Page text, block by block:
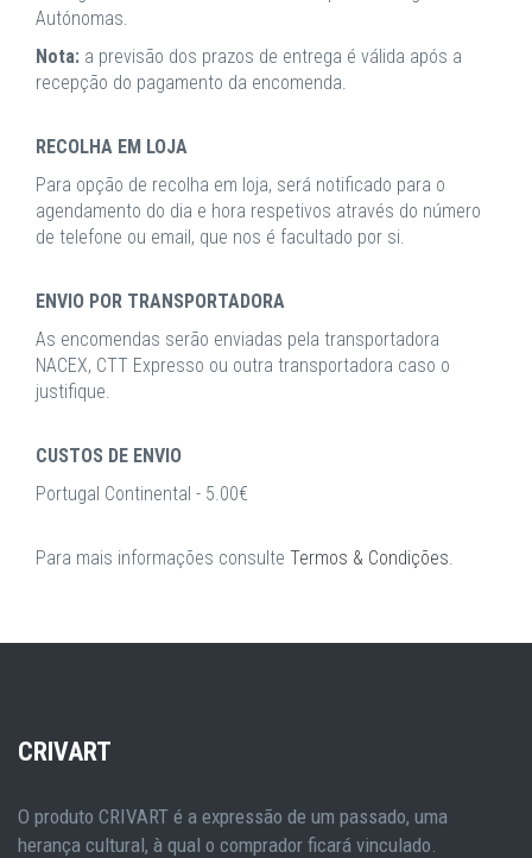
Autónomas.
Nota: a previsão dos prazos de entrega é válida após a
recepção do pagamento da encomenda.
RECOLHA EM LOJA
Para opção de recolha em loja, será notificado para o
agendamento do dia e hora respetivos através do número
de telefone ou email, que nos é facultado por si.
ENVIO POR TRANSPORTADORA
As encomendas serão enviadas pela transportadora
NACEX, CTT Expresso ou outra transportadora caso o
justifique.
CUSTOS DE ENVIO
Portugal Continental - 5.00€
Para mais informações consulte Termos & Condições.
CRIVART
O produto CRIVART é a expressão de um passado, uma
herança cultural, à qual o comprador ficará vinculado.